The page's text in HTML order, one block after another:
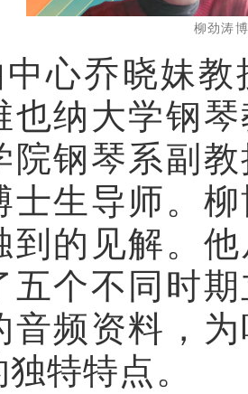
柳劲涛
心乔晓妹教
也纳大学钢
院钢琴系副
士生导师。
到的见解。
五个不同时
音频资料，
特特点。